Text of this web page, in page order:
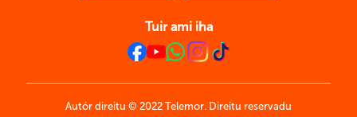
Tuir ami iha
Autór direitu © 2022 Telemor. Direitu reservadu